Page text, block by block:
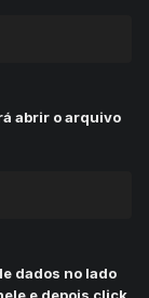
abrir o arquivo
dados no lado